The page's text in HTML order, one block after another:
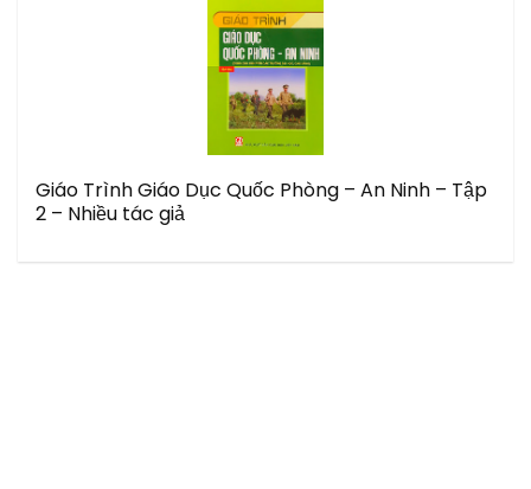
Giáo Trình Giáo Dục Quốc Phòng – An Ninh – Tập
2 – Nhiều tác giả